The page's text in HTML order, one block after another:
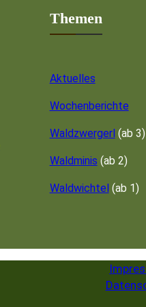
Themen
Aktuelles
Wochenberichte
Waldzwergerl (ab 3)
Waldminis (ab 2)
Waldwichtel (ab 1)